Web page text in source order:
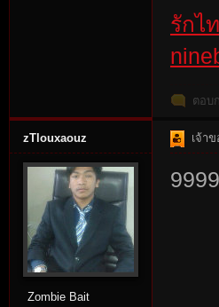
รักไ
ตอบ
zTlouxaouz
Zombie Bait
เจ้าข